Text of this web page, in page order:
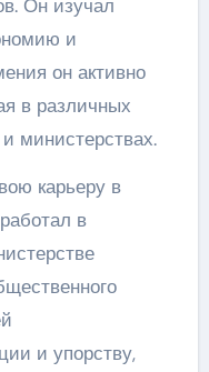
Он изучал
и
он активно
в различных
министерствах.
карьеру в
в
и упорству,